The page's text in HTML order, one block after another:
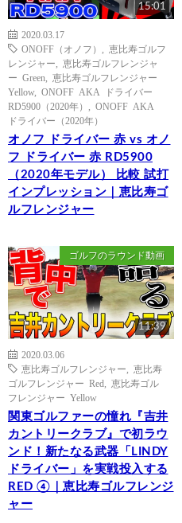
15:01
2020.03.17
ONOFF（オノフ）
恵比寿ゴルフ
レンジャー
恵比寿ゴルフレンジャ
ー Green
恵比寿ゴルフレンジャー
Yellow, ONOFF AKA ドライバー
RD5900（2020年）
ONOFF AKA
ドライバー（2020年）
オノフ ドライバー 赤 vs オノ
フ ドライバー 赤 RD5900
（2020年モデル） 比較 試打
インプレッション｜恵比寿ゴ
ルフレンジャー
ゴルフのラウンド動画
11:39
2020.03.06
恵比寿ゴルフレンジャー
恵比寿
ゴルフレンジャー Red
恵比寿ゴル
フレンジャー Yellow
関東ゴルファーの憧れ『吉井
カントリークラブ』で初ラウ
ンド！新たなる武器「LINDY
ドライバー」を実戦投入する
RED ④｜恵比寿ゴルフレンジ
ャー